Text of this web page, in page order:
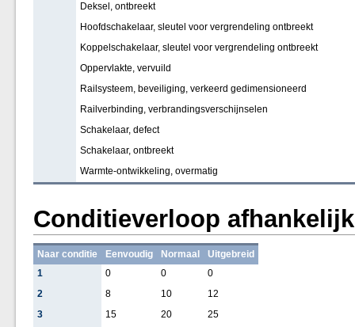
Deksel, ontbreekt
Hoofdschakelaar, sleutel voor vergrendeling ontbreekt
Koppelschakelaar, sleutel voor vergrendeling ontbreekt
Oppervlakte, vervuild
Railsysteem, beveiliging, verkeerd gedimensioneerd
Railverbinding, verbrandingsverschijnselen
Schakelaar, defect
Schakelaar, ontbreekt
Warmte-ontwikkeling, overmatig
Conditieverloop
Naar conditie Eenvoudig Normaal
Uitgebreid
1
0 0
0
2
8 10
12
3
15 20
25